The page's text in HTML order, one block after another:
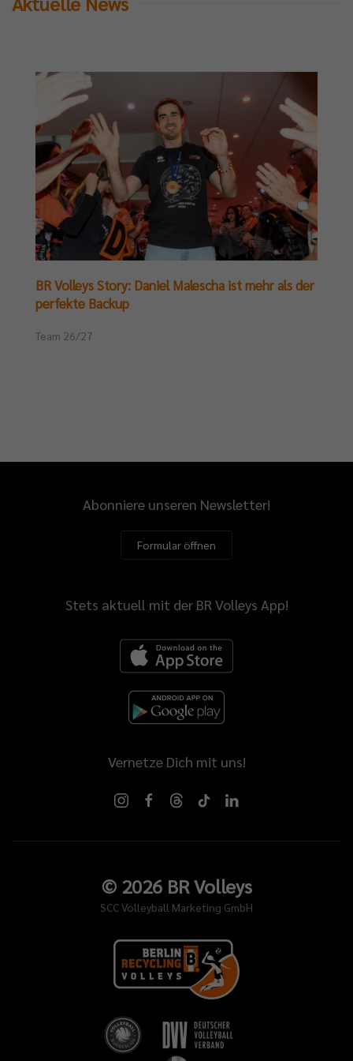
BR Volleys Story: Daniel Malescha ist mehr als der
perfekte Backup
Team 26/27
Abonniere unseren Newsletter!
Formular öffnen
Stets aktuell mit der BR Volleys App!
Vernetze Dich mit uns!
© 2026BR Volleys
SCC Volleyball Marketing GmbH